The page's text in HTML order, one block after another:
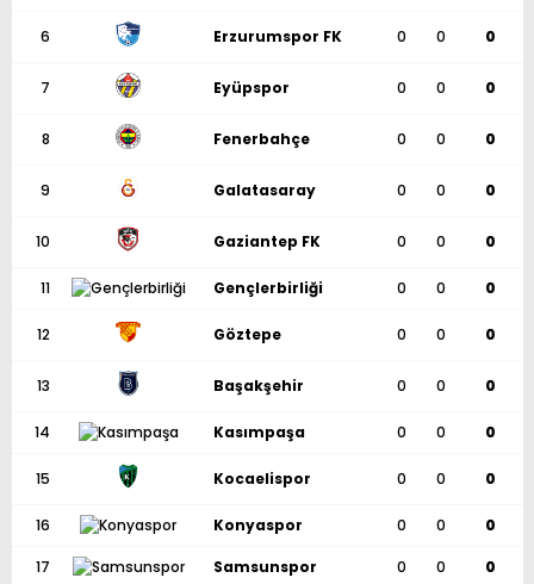
6 Erzurumspor FK 0 0 0
7 Eyüpspor 0 0 0
8 Fenerbahçe 0 0 0
9 Galatasaray 0 0 0
10 Gaziantep FK 0 0 0
11 Gençlerbirliği 0 0 0
12 Göztepe 0 0 0
13 Başakşehir 0 0 0
14 Kasımpaşa 0 0 0
15 Kocaelispor 0 0 0
16 Konyaspor 0 0 0
17 Samsunspor 0 0 0